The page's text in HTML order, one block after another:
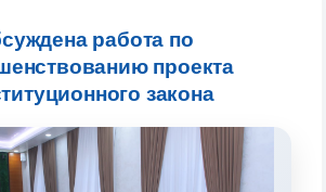
работа по
проекта
закона
свои обращения по
появятся